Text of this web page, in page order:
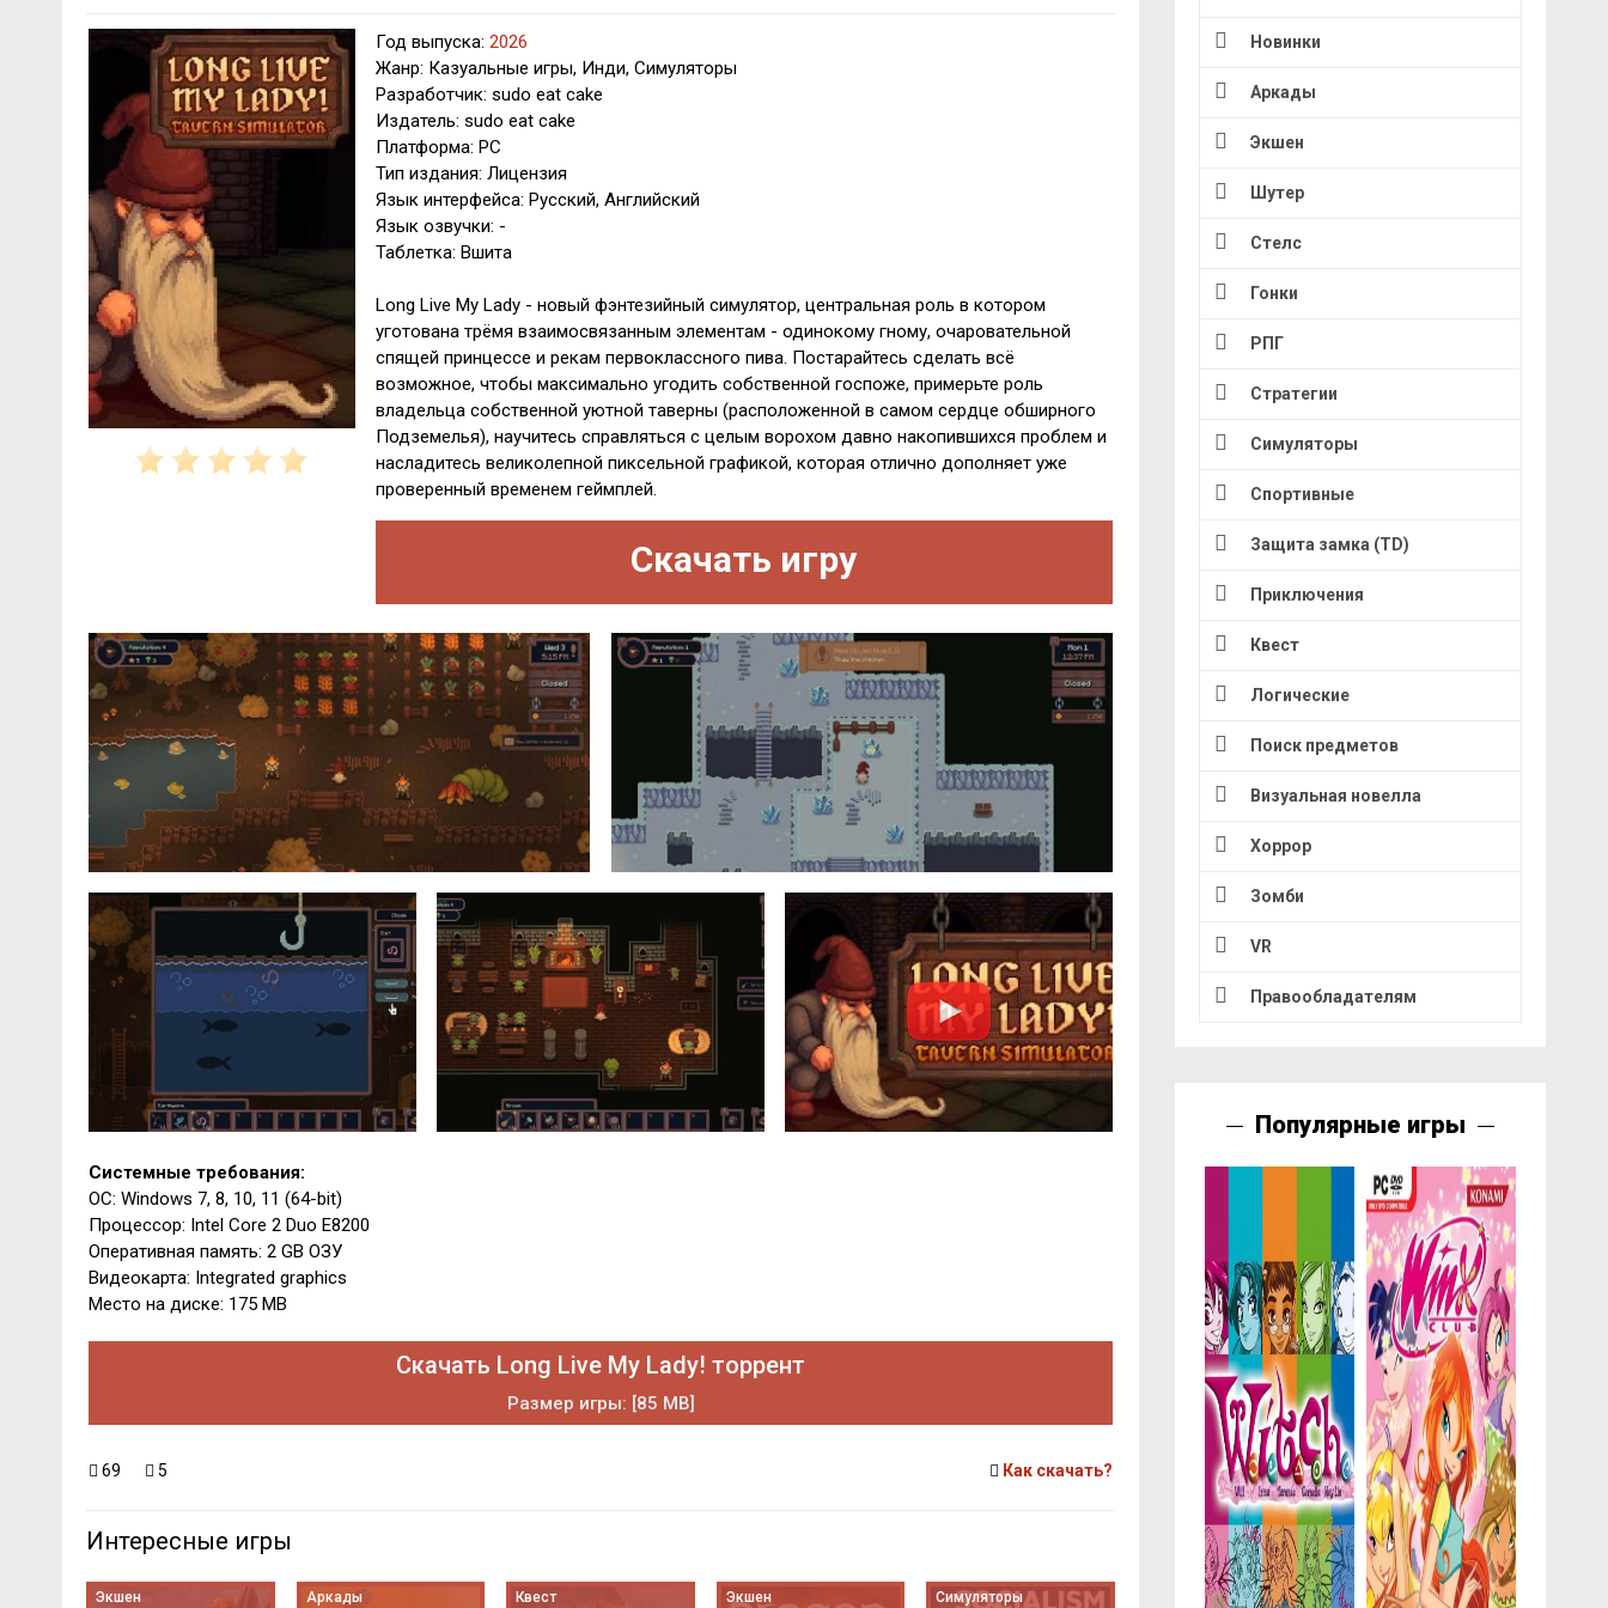
Год выпуска: 2026
Жанр: Казуальные игры, Инди, Симуляторы
Разработчик: sudo eat cake
Издатель: sudo eat cake
Платформа: PC
Тип издания: Лицензия
Язык интерфейса: Русский, Английский
Язык озвучки: -
Таблетка: Вшита
Long Live My Lady - новый фэнтезийный симулятор, центральная роль в котором
уготована трёмя взаимосвязанным элементам - одинокому гному, очаровательной
спящей принцессе и рекам первоклассного пива. Постарайтесь сделать всё
возможное, чтобы максимально угодить собственной госпоже, примерьте роль
владельца собственной уютной таверны (расположенной в самом сердце обширного
Подземелья), научитесь справляться с целым ворохом давно накопившихся проблем и
насладитесь великолепной пиксельной графикой, которая отлично дополняет уже
проверенный временем геймплей.
Скачать игру
Системные требования:
ОС: Windows 7, 8, 10, 11 (64-bit)
Процессор: Intel Core 2 Duo E8200
Оперативная память: 2 GB ОЗУ
Видеокарта: Integrated graphics
Место на диске: 175 MB
Скачать Long Live My Lady! торрент
Размер игры: [85 MB]
69 5 Как скачать?
Интересные игры
Экшен Аркады Квест Экшен Симуляторы
Новинки
Аркады
Экшен
Шутер
Стелс
Гонки
РПГ
Стратегии
Симуляторы
Спортивные
Защита замка (TD)
Приключения
Квест
Логические
Поиск предметов
Визуальная новелла
Хоррор
Зомби
VR
Правообладателям
Популярные игры